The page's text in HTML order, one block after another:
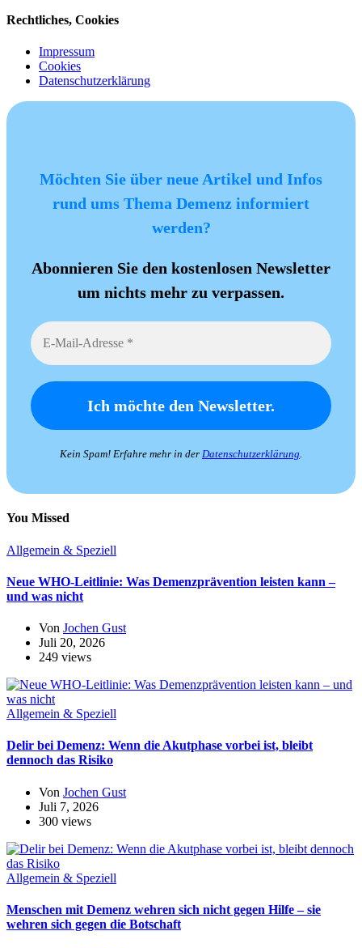
Rechtliches, Cookies
Impressum
Cookies
Datenschutzerklärung
Möchten Sie über neue Artikel und Infos
rund ums Thema Demenz informiert
werden?
Abonnieren Sie den kostenlosen Newsletter
um nichts mehr zu verpassen.
Kein Spam! Erfahre mehr in der Datenschutzerklärung.
You Missed
Allgemein & Speziell
Neue WHO-Leitlinie: Was Demenzprävention leisten kann –
und was nicht
Von Jochen Gust
Juli 20, 2026
249 views
Allgemein & Speziell
Delir bei Demenz: Wenn die Akutphase vorbei ist, bleibt
dennoch das Risiko
Von Jochen Gust
Juli 7, 2026
300 views
Allgemein & Speziell
Menschen mit Demenz wehren sich nicht gegen Hilfe – sie
wehren sich gegen die Botschaft